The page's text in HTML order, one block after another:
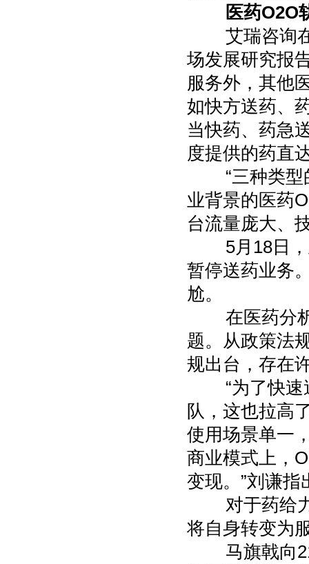
医药O2O
艾瑞咨询在
场发展研究报
服务外，其他
如快方送药、
当快药、药急
度提供的药直
“三种类型的
业背景的医药
台流量庞大、
5月18日，
暂停送药业务
尬。
在医药分析
题。从政策法
规出台，存在
“为了快速送
队，这也拉高
使用场景单一
商业模式上，
变现。”刘谦指
对于药给力
将自身转变为
马旗戟向21